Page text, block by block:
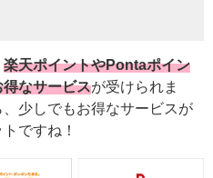
楽天ポイントやPontaポイン
なサービスが受けられま
少しでもお得なサービスが
ですね！